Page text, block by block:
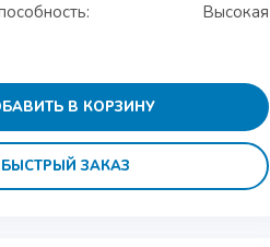
Высокая
В КОРЗИНУ
БЫСТРЫЙ ЗАКАЗ